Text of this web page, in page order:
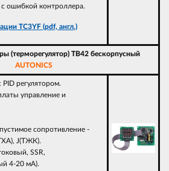
ошибкой контроллера.
TC3YF (pdf, англ.)
(терморегулятор) TB42 бескорпусный
AUTONICS
регулятором.
управление и
сопротивление -
J(ТЖК).
SSR,
4-20 мА).